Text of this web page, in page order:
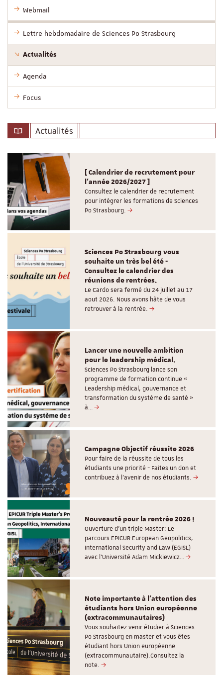
Webmail
Lettre hebdomadaire de Sciences Po Strasbourg
Actualités
Agenda
Focus
Actualités
[ Calendrier de recrutement pour
l'année 2026/2027 ]
Consultez le calendrier de recrutement
pour intégrer les formations de Sciences
Po Strasbourg.
Sciences Po Strasbourg vous
souhaite un très bel été -
Consultez le calendrier des
réunions de rentrées.
Le Cardo sera fermé du 24 juillet au 17
aout 2026. Nous avons hâte de vous
retrouver à la rentrée.
Lancer une nouvelle ambition
pour le leadership médical.
Sciences Po Strasbourg lance son
programme de formation continue «
Leadership médical, gouvernance et
transformation du système de santé »
à…
Campagne Objectif réussite 2026
Pour faire de la réussite de tous les
étudiants une priorité - Faites un don et
contribuez à l’avenir de nos étudiants.
Nouveauté pour la rentrée 2026 !
Ouverture d'un triple Master: Le
parcours EPICUR European Geopolitics,
International Security and Law (EGISL)
avec l’Université Adam Mickiewicz…
Note importante à l'attention des
étudiants hors Union européenne
(extracommunautaires)
Vous souhaitez venir étudier à Sciences
Po Strasbourg en master et vous êtes
étudiant hors Union européenne
(extracommunautaire).Consultez la
note.